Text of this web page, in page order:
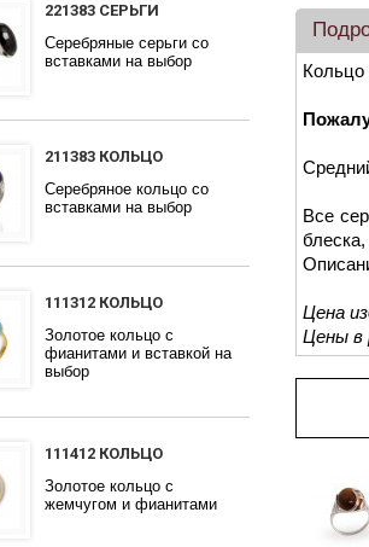
221383 СЕРЬГИ
Серебряные серьги со
вставками на выбор
211383 КОЛЬЦО
Серебряное кольцо со
вставками на выбор
111312 КОЛЬЦО
Золотое кольцо с
фианитами и вставкой на
выбор
111412 КОЛЬЦО
Золотое кольцо с
жемчугом и фианитами
Кольцо
Все
Цена
Цены в